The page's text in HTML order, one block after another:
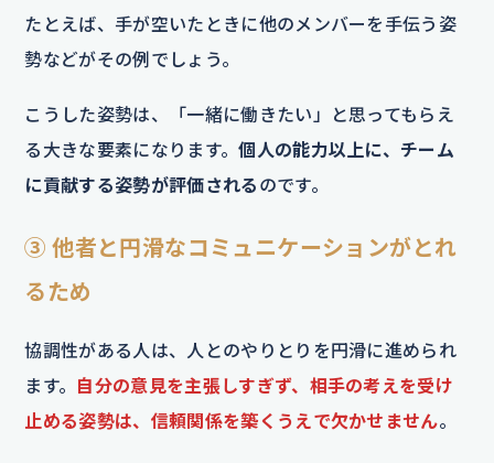
たとえば、手が空いたときに他のメンバーを手伝う姿
勢などがその例でしょう。
こうした姿勢は、「一緒に働きたい」と思ってもらえ
る大きな要素になります。個人の能力以上に、チーム
に貢献する姿勢が評価される のです。
③ 他者と円滑なコミュニケーションがとれ
るため
協調性がある人は、人とのやりとりを円滑に進められ
ます。 自分の意見を主張しすぎず、相手の考えを受け
止める姿勢は、信頼関係を築くうえで欠かせません。